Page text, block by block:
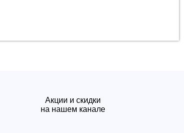
Акции и скидки
на нашем канале